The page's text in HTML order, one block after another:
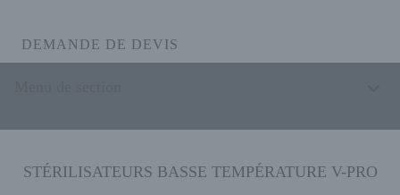
DEMANDE DE DEVIS
STÉRILISATEURS BASSE TEMPÉRATURE V-PRO